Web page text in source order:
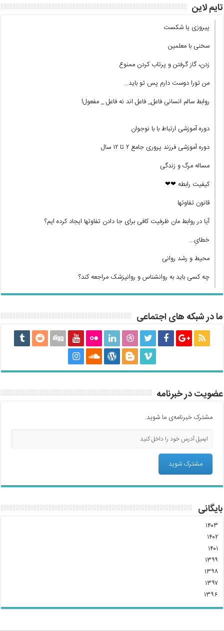
تایم لاین
پیروزی یا شکست
سخنی با معلمین
زدن، گاز گرفتن و پرتاب کردن ممنوع
من تورا دوست دارم پس تو باید…
روابط سالم انسانی فاعل_ فاعل اند نه فاعل _ مفعول!
دوره آموزشی ارتباط با با نوجوان
دوره آموزشی فرزند پروری جامع ۲ تا ۱۲ سال
مساله مرگ و زندگی
کیفیت رابطه ❤❤
قانون تفاوتها
آیا در روابط مان ظرفیت کافی برای جا دادن تفاوتها ایجاد کرده ایم؟
خطایِ…
محیط و رشد روانی
چه کسی باید به روانشناس و روانپزشک مراجعه کند؟
ما در شبکه های اجتماعی
عضویت در خبرنامه
مشترک خبرنامه‌ی ما شوید.
بایگانی
۱۴۰۳
۱۴۰۲
۱۴۰۱
۱۳۹۹
۱۳۹۸
۱۳۹۷
۱۳۹۶